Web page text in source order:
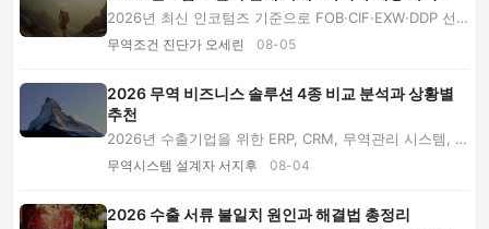
2026년 최신 인코텀즈 기준으로 FOB·CIF·EXW·DDP 선
택 실패 사례 7가지를 분석하고, 수출기업이 비용과 ...
무역조건 진단가 오세린 08-05
2026 무역 비즈니스 솔루션 4종 비교 분석과 상황별
추천
2026년 수출기업을 위한 ERP, CRM, 무역관리 시스템, 협
업형 올인원 솔루션의 비용과 장단점을 비교하고...
무역시스템 설계자 서지후 08-04
2026 수출 서류 불일치 원인과 해결법 총정리